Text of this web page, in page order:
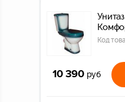
Код
10 390 руб